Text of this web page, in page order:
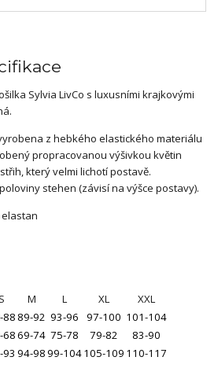
Sylvia LivCo s luxusními krajkovými
z hebkého elastického materiálu
propracovanou výšivkou květin
který velmi lichotí postavě.
stehen (závisí na výšce postavy).
S M L XL
XXL
88 89-92 93-96 97-100 101-104
6869-74 75-78 79-82
83-90
93 94-9899-104105-109 110-117